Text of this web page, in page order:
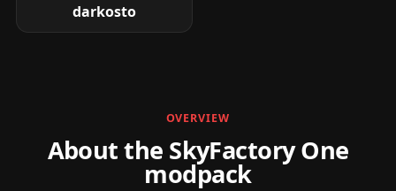
darkosto
OVERVIEW
About the SkyFactory One
modpack